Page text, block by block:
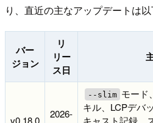
り、直近の主なアップデートは以
バー
ジョン
リ
リー
ス日
2026-
--slim モード
キル、LCPデバ